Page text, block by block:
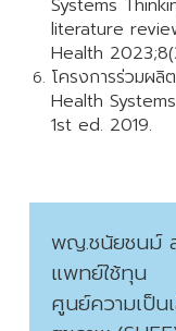
Systems
literature
Health
โครงการร่วมผ
Health
1st ed. 2019.
พญ.ชนัยชนม์
แพทย์ใช้ทุน
ศูนย์ความเป็น